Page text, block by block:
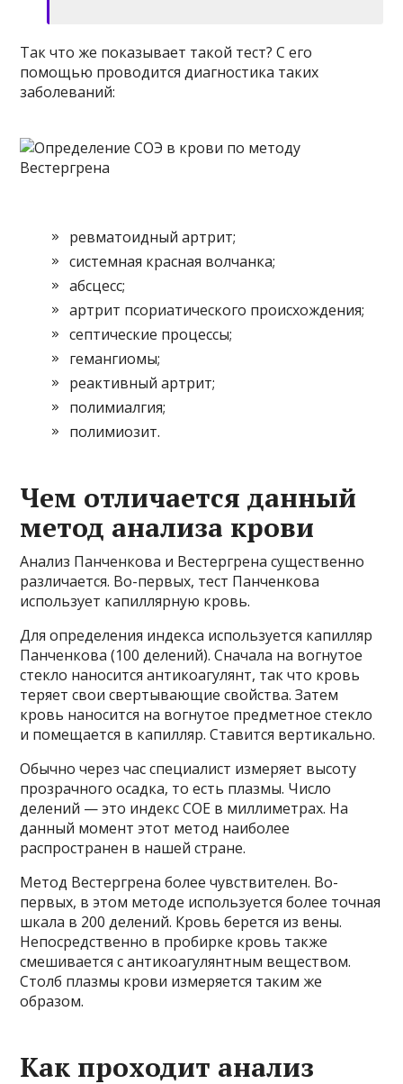
Так что же показывает такой тест? С его
помощью проводится диагностика таких
заболеваний:
ревматоидный артрит;
системная красная волчанка;
абсцесс;
артрит псориатического происхождения;
септические процессы;
гемангиомы;
реактивный артрит;
полимиалгия;
полимиозит.
Чем отличается данный
метод анализа крови
Анализ Панченкова и Вестергрена существенно
различается. Во-первых, тест Панченкова
использует капиллярную кровь.
Для определения индекса используется капилляр
Панченкова (100 делений). Сначала на вогнутое
стекло наносится антикоагулянт, так что кровь
теряет свои свертывающие свойства. Затем
кровь наносится на вогнутое предметное стекло
и помещается в капилляр. Ставится вертикально.
Обычно через час специалист измеряет высоту
прозрачного осадка, то есть плазмы. Число
делений — это индекс COE в миллиметрах. На
данный момент этот метод наиболее
распространен в нашей стране.
Метод Вестергрена более чувствителен. Во-
первых, в этом методе используется более точная
шкала в 200 делений. Кровь берется из вены.
Непосредственно в пробирке кровь также
смешивается с антикоагулянтным веществом.
Столб плазмы крови измеряется таким же
образом.
Как проходит анализ